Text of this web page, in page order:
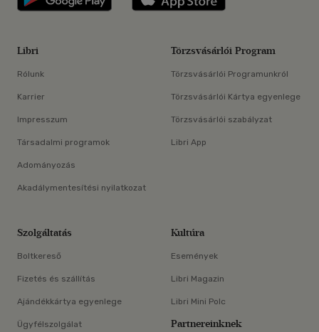
Libri
Rólunk
Karrier
Impresszum
Társadalmi programok
Adományozás
Akadálymentesítési nyilatkozat
Törzsvásárlói Program
Törzsvásárlói Programunkról
Törzsvásárlói Kártya egyenlege
Törzsvásárlói szabályzat
Libri App
Szolgáltatás
Boltkereső
Fizetés és szállítás
Ajándékkártya egyenlege
Ügyfélszolgálat
Kultúra
Események
Libri Magazin
Libri Mini Polc
Partnereinknek